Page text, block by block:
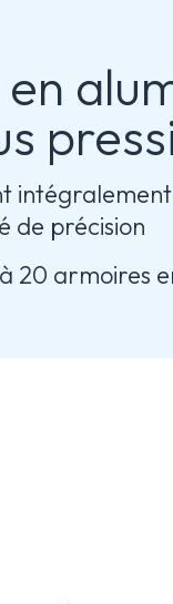
de précision
20 armoires